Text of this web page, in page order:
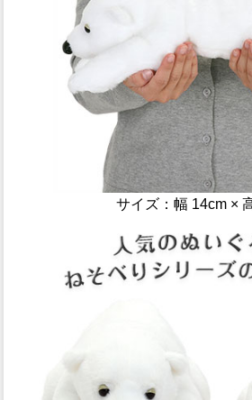
サイズ：幅 14cm ×